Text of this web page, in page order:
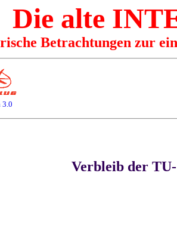
Die alte
Betrachtungen zur
3.0
Verbleib der